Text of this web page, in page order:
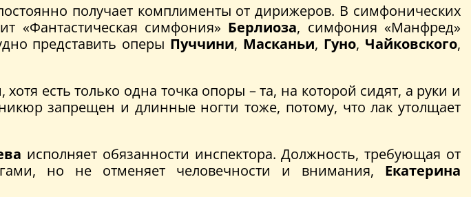
получает комплименты от дирижеров. В симфонических
«Фантастическая симфония» Берлиоза, симфония «Манфред»
представить оперы Пуччини, Масканьи, Гуно, Чайковского,
есть только одна точка опоры – та, на которой сидят, а руки и
запрещен и длинные ногти тоже, потому, что лак утолщает
исполняет обязанности инспектора. Должность, требующая от
но не отменяет человечности и внимания, Екатерина